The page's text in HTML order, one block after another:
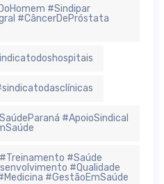
#Sindipar
#CâncerDePróstata
#ApoioSindical
#Saúde
#Qualidade
#GestãoEmSaúde